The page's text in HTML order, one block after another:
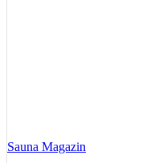
Sauna Magazin